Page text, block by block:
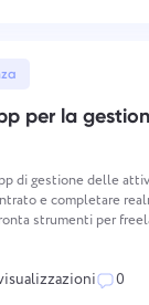
per la
di gestione delle
e completare
strumenti per
0
con
di